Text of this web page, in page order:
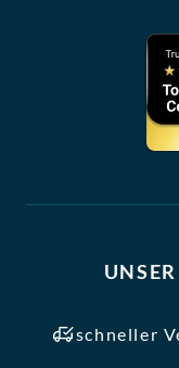
schneller